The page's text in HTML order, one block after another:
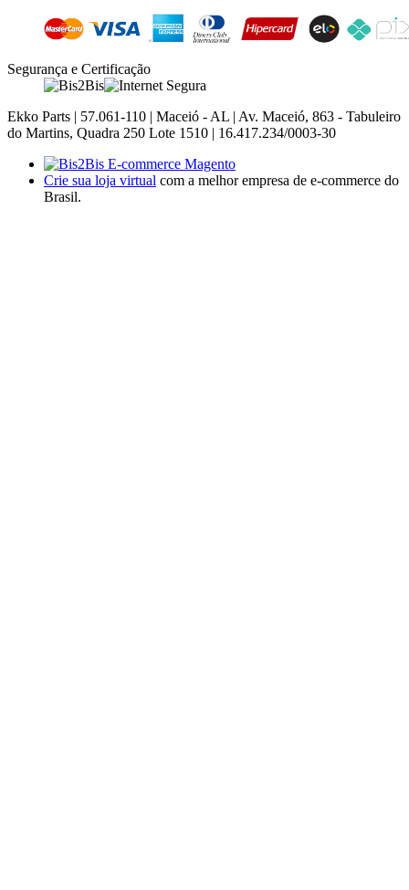
Segurança e Certificação
Ekko Parts | 57.061-110 | Maceió - AL | Av. Maceió, 863 - Tabuleiro
do Martins, Quadra 250 Lote 1510 | 16.417.234/0003-30
Crie sua loja virtual com a melhor empresa de e-commerce do
Brasil.